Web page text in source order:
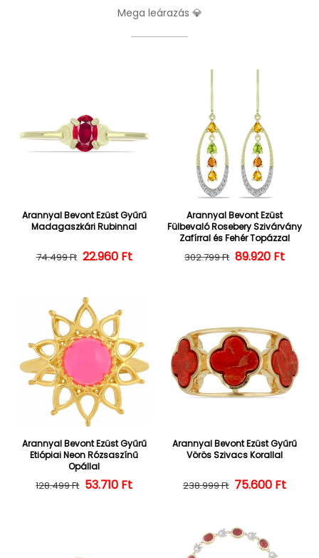
Mega leárazás 💎
Arannyal Bevont Ezüst Gyűrű
Madagaszkári Rubinnal
Normál ár
74.499 Ft Kedvezményes ár
22.960 Ft
Arannyal Bevont Ezüst
Fülbevaló Rosebery Szivárvány
Zafírral és Fehér Topázzal
Normál ár
302.799 Ft 89.920 Ft
Arannyal Bevont Ezüst Gyűrű
Etiópiai Neon Rózsaszínű
Opállal
Normál ár
128.499 Ft Kedvezményes ár
53.710 Ft
Arannyal Bevont Ezüst Gyűrű
Vörös Szivacs Korallal
Normál ár
238.999 Ft 75.600 Ft